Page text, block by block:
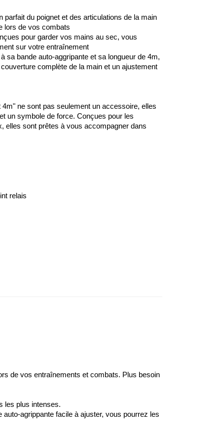
parfait du poignet et des articulations de la main
lors de vos combats
pour garder vos mains au sec, vous
sur votre entraînement
sa bande auto-aggripante et sa longueur de 4m,
complète de la main et un ajustement
ne sont pas seulement un accessoire, elles
un symbole de force. Conçues pour les
elles sont prêtes à vous accompagner dans
relais
de vos entraînements et combats. Plus besoin
les plus intenses.
agrippante facile à ajuster, vous pourrez les